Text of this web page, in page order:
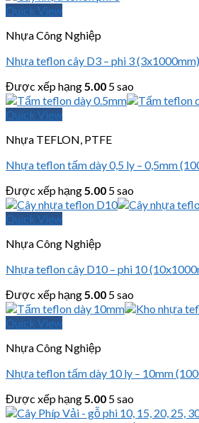
Quick View
Nhựa Công Nghiệp
Nhựa teflon cây D3 – phi 3 (3x1000mm)
Được xếp hạng5.00 5 sao
Quick View
Nhựa TEFLON, PTFE
Nhựa teflon tấm dày 0,5 ly – 0,5mm
Được xếp hạng5.00 5 sao
Quick View
Nhựa Công Nghiệp
Nhựa teflon cây D10 – phi 10
Được xếp hạng5.00 5 sao
Quick View
Nhựa Công Nghiệp
Nhựa teflon tấm dày 10 ly – 10mm
Được xếp hạng5.00 5 sao